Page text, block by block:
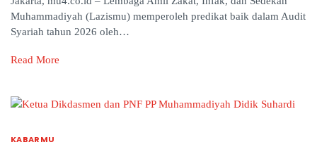
Muhammadiyah (Lazismu) memperoleh predikat baik dalam Audit
Syariah tahun 2026 oleh…
Read More
KABARMU